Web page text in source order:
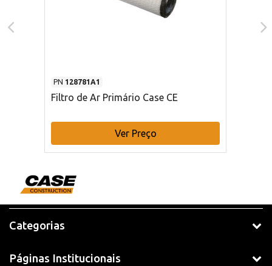
PN 128781A1
Filtro de Ar Primário Case CE
Ver Preço
Categorias
Páginas Institucionais